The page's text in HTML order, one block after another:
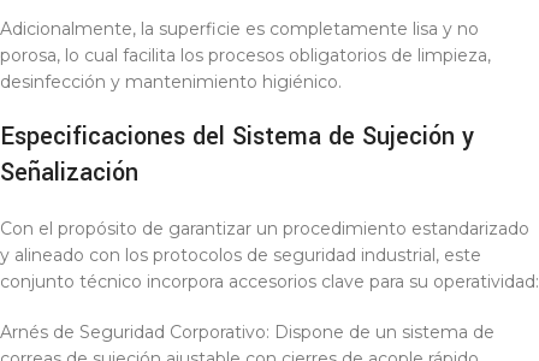
Adicionalmente, la superficie es completamente lisa y no
porosa, lo cual facilita los procesos obligatorios de limpieza,
desinfección y mantenimiento higiénico.
Especificaciones del Sistema de Sujeción y
Señalización
Con el propósito de garantizar un procedimiento estandarizado
y alineado con los protocolos de seguridad industrial, este
conjunto técnico incorpora accesorios clave para su operatividad:
Arnés de Seguridad Corporativo: Dispone de un sistema de